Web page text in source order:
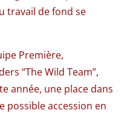
travail de fond se
Première,
“The Wild Team”,
année, une place dans
possible accession en